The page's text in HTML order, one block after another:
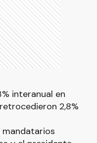
interanual en
2,8%
mandatarios